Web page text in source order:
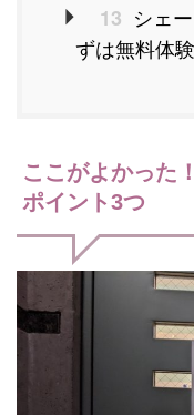
13 シェ
ずは無料体
ここがよかった
ポイント3つ